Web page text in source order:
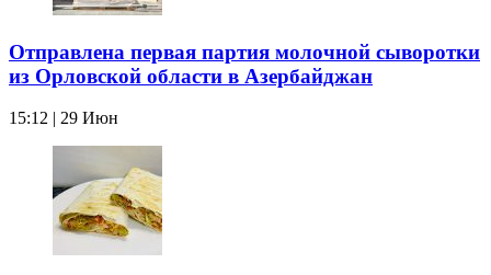
Отправлена первая партия молочной сыворотки
из Орловской области в Азербайджан
15:12 | 29 Июн